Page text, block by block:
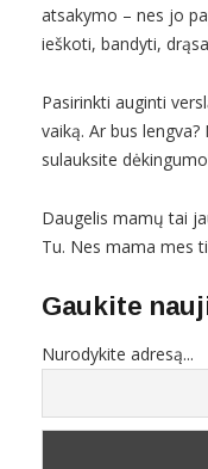
atsakymo – nes jo
ieškoti, bandyti,
Pasirinkti auginti
vaiką. Ar bus
sulauksite
Daugelis mamų tai
Tu. Nes mama mes
Gaukite
Nurodykite adresą...